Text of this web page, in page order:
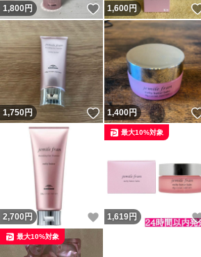
1,800円 いいね！
1,600円
1,750円 いいね！
1,400円
2,700 円 いいね！
1,619円
最大10%対象
最大10%対象